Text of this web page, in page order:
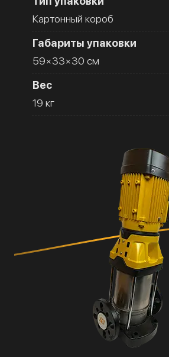
Картонный короб
Габариты упаковки
59×33×30 см
Вес
19 кг